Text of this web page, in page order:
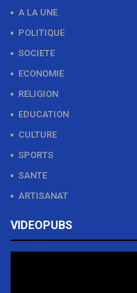
A LA UNE
POLITIQUE
SOCIETE
ECONOMIE
RELIGION
EDUCATION
CULTURE
SPORTS
SANTE
ARTISANAT
VIDEOPUBS